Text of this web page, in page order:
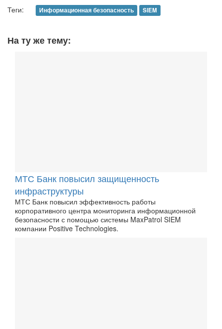
Теги: Информационная безопасность SIEM
На ту же тему:
МТС Банк повысил защищенность
инфраструктуры
МТС Банк повысил эффективность работы
корпоративного центра мониторинга информационной
безопасности с помощью системы MaxPatrol SIEM
компании Positive Technologies.